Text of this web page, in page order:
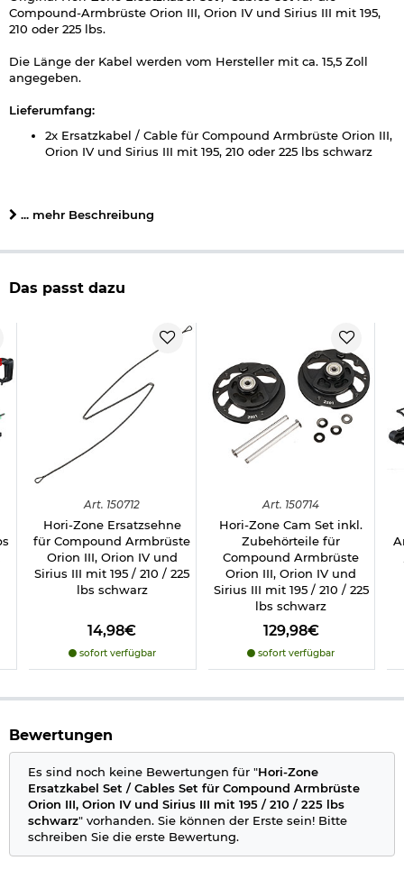
Compound-Armbrüste Orion III, Orion IV und Sirius III mit 195,
210 oder 225 lbs.
Die Länge der Kabel werden vom Hersteller mit ca. 15,5 Zoll
angegeben.
Lieferumfang:
2x Ersatzkabel / Cable für Compound Armbrüste Orion III,
Orion IV und Sirius III mit 195, 210 oder 225 lbs schwarz
Verantwortliche Person für die EU
... mehr Beschreibung
Das passt dazu
Art. 150712
Hori-Zone Ersatzsehne
für Compound Armbrüste
Orion III, Orion IV und
Sirius III mit 195 / 210 / 225
lbs schwarz
14,98€
sofort verfügbar
Art. 150714
Hori-Zone Cam Set inkl.
Zubehörteile für
Compound Armbrüste
Orion III, Orion IV und
Sirius III mit 195 / 210 / 225
lbs schwarz
129,98€
sofort verfügbar
Bewertungen
Es sind noch keine Bewertungen für "Hori-Zone
Ersatzkabel Set / Cables Set für Compound Armbrüste
Orion III, Orion IV und Sirius III mit 195 / 210 / 225 lbs
schwarz" vorhanden. Sie können der Erste sein! Bitte
schreiben Sie die erste Bewertung.